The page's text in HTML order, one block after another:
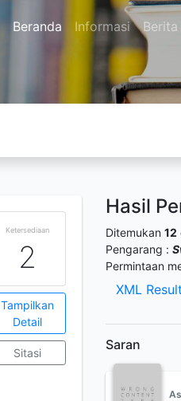
Beranda Informasi Berita
Ketersediaan
2
Tampilkan
Detail
Sitasi
Hasil
Ditemukan 12
Pengarang :
Permintaan
XML Result
Saran